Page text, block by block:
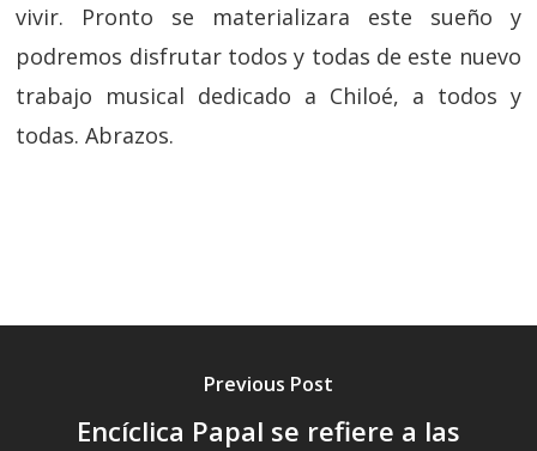
vivir. Pronto se materializara este sueño y
podremos disfrutar todos y todas de este nuevo
trabajo musical dedicado a Chiloé, a todos y
todas. Abrazos.
Previous Post
Encíclica Papal se refiere a las